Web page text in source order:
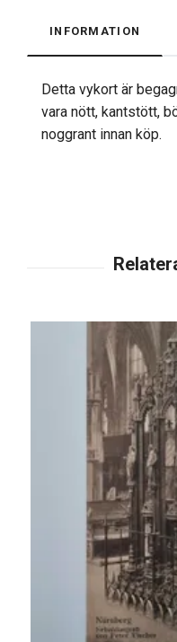
INFORMATION
Detta vykort är
vara nött, kantstött,
noggrant innan köp.